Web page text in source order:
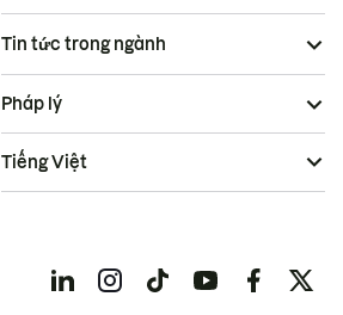
Tin tức trong ngành
Pháp lý
Tiếng Việt